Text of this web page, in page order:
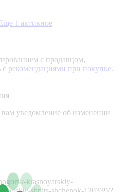
1 активное
с продавцом,
с рекомендациями при покупке.
уведомление об изменении
krasnoyarskiy-